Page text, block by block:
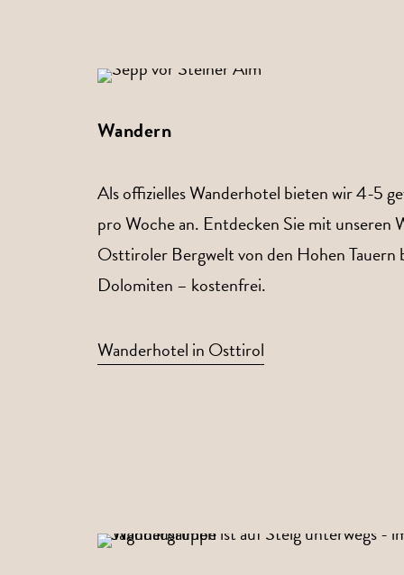
Wandern
Als offizielles Wanderhotel bieten wir 4-5
pro Woche an. Entdecken Sie mit unseren
Osttiroler Bergwelt von den Hohen Tauern
Dolomiten – kostenfrei.
Wanderhotel in Osttirol